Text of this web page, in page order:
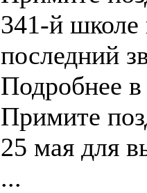
341-й школе
последний
Подробнее
Примите
25 мая для
...